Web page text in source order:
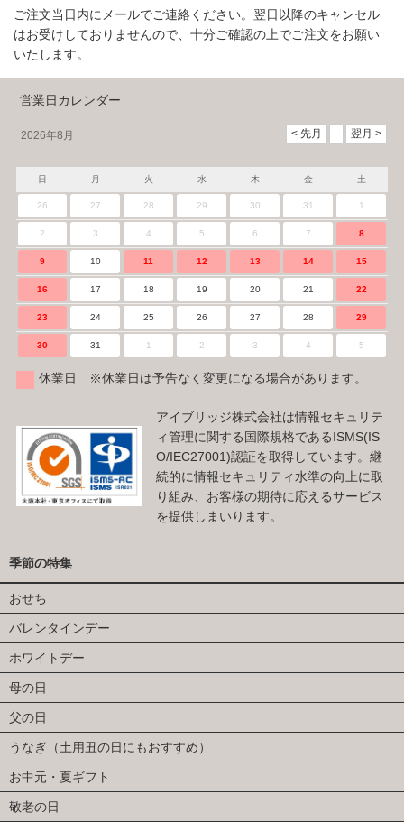
ご注文当日内にメールでご連絡ください。翌日以降のキャンセル
はお受けしておりませんので、十分ご確認の上でご注文をお願い
いたします。
営業日カレンダー
2026年8月
日 月 火 水 木 金 土
26 27 28 29 30 31 1
2 3 4 5 6 7 8
9 10 11 12 13 14 15
16 17 18 19 20 21 22
23 24 25 26 27 28 29
30 31 1 2 3 4 5
休業日 ※休業日は予告なく変更になる場合があります。
アイブリッジ株式会社は情報セキュリテ
ィ管理に関する国際規格であるISMS(IS
O/IEC27001)認証を取得しています。継
続的に情報セキュリティ水準の向上に取
り組み、お客様の期待に応えるサービス
を提供しまいります。
季節の特集
おせち
バレンタインデー
ホワイトデー
母の日
父の日
うなぎ（土用丑の日にもおすすめ）
お中元・夏ギフト
敬老の日